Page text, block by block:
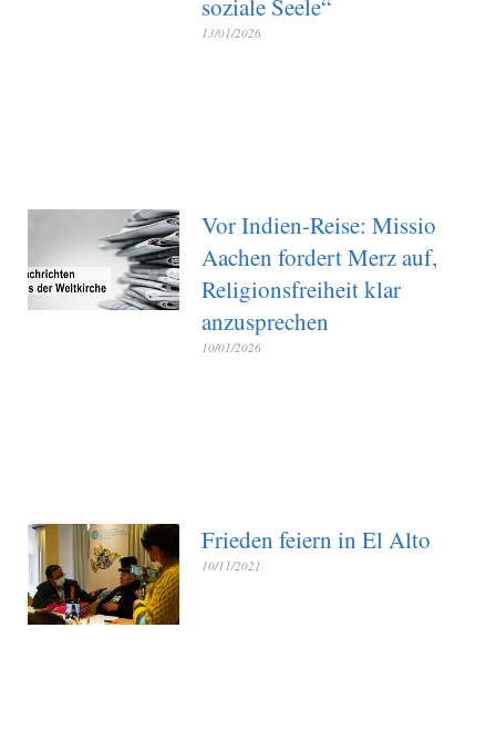
soziale Seele“
13/01/2026
Vor Indien-Reise: Missio
Aachen fordert Merz auf,
Religionsfreiheit klar
anzusprechen
10/01/2026
Frieden feiern in El Alto
10/11/2021